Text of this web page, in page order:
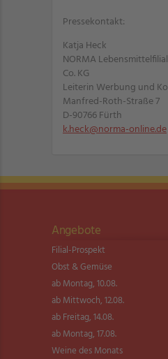
Pressekontakt:
Katja Heck
NORMA
Co. KG
Leiterin Werbung und
Manfred-Roth-Straße 7
D-90766 Fürth
k.heck@norma-online.de
Angebote
Filial-Prospekt
Obst & Gemüse
ab Montag, 10.08.
ab Mittwoch, 12.08.
ab Freitag, 14.08.
ab Montag, 17.08.
Weine des Monats